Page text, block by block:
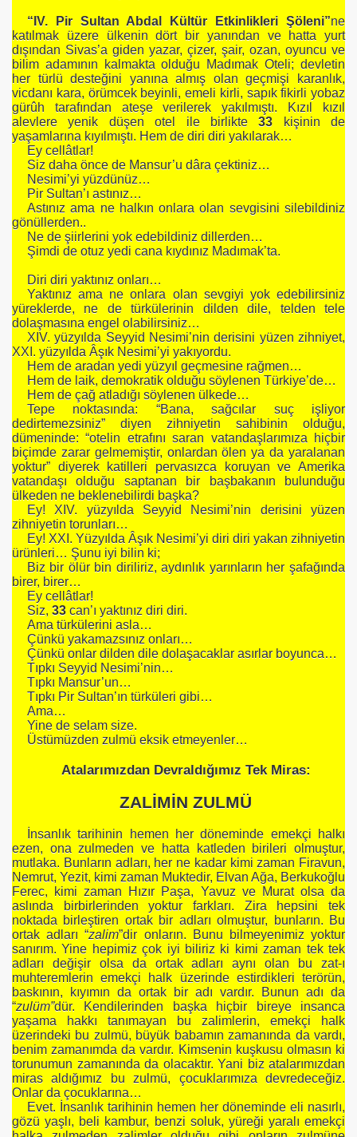
“IV. Pir Sultan Abdal Kültür Etkinlikleri Şöleni”ne
katılmak üzere ülkenin dört bir yanından ve hatta yurt
dışından Sivas’a giden yazar, çizer, şair, ozan, oyuncu ve
bilim adamının kalmakta olduğu Madımak Oteli; devletin
her türlü desteğini yanına almış olan geçmişi karanlık,
vicdanı kara, örümcek beyinli, emeli kirli, sapık fikirli yobaz
gürûh tarafından ateşe verilerek yakılmıştı. Kızıl kızıl
alevlere yenik düşen otel ile birlikte33
kişinin de
yaşamlarına kıyılmıştı. Hem de diri diri yakılarak…
Ey cellâtlar!
Siz daha önce de Mansur’u dâra çektiniz…
Nesimi’yi yüzdünüz…
Pir Sultan’ı astınız…
Astınız ama ne halkın onlara olan sevgisini silebildiniz
gönüllerden..
Ne de şiirlerini yok edebildiniz dillerden…
Şimdi de otuz yedi cana kıydınız Madımak’ta.
Diri diri yaktınız onları…
Yaktınız ama ne onlara olan sevgiyi yok edebilirsiniz
yüreklerde, ne de türkülerinin dilden dile, telden tele
dolaşmasına engel olabilirsiniz…
XIV. yüzyılda Seyyid Nesimi’nin derisini yüzen zihniyet,
XXI. yüzyılda Âşık Nesimi’yi yakıyordu.
Hem de aradan yedi yüzyıl geçmesine rağmen…
Hem de laik, demokratik olduğu söylenen Türkiye’de…
Hem de çağ atladığı söylenen ülkede…
Tepe noktasında: “Bana, sağcılar suç işliyor
dedirtemezsiniz” diyen zihniyetin sahibinin olduğu,
dümeninde: “otelin etrafını saran vatandaşlarımıza hiçbir
biçimde zarar gelmemiştir, onlardan ölen ya da yaralanan
yoktur” diyerek katilleri pervasızca koruyan ve Amerika
vatandaşı olduğu saptanan bir başbakanın bulunduğu
ülkeden ne beklenebilirdi başka?
Ey! XIV. yüzyılda Seyyid Nesimi’nin derisini yüzen
zihniyetin torunları…
Ey! XXI. Yüzyılda Âşık Nesimi’yi diri diri yakan zihniyetin
ürünleri… Şunu iyi bilin ki;
Biz bir ölür bin diriliriz, aydınlık yarınların her şafağında
birer, birer…
Ey cellâtlar!
Siz, 33 can’ı yaktınız diri diri.
Ama türkülerini asla…
Çünkü yakamazsınız onları…
Çünkü onlar dilden dile dolaşacaklar asırlar boyunca…
Tıpkı Seyyid Nesimi’nin…
Tıpkı Mansur’un…
Tıpkı Pir Sultan’ın türküleri gibi…
Ama…
Yine de selam size.
Üstümüzden zulmü eksik etmeyenler…
Atalarımızdan Devraldığımız Tek Miras:
ZALİMİN ZULMÜ
İnsanlık tarihinin hemen her döneminde emekçi halkı
ezen, ona zulmeden ve hatta katleden birileri olmuştur,
mutlaka. Bunların adları, her ne kadar kimi zaman Firavun,
Nemrut, Yezit, kimi zaman Muktedir, Elvan Ağa, Berkukoğlu
Ferec, kimi zaman Hızır Paşa, Yavuz ve Murat olsa da
aslında birbirlerinden yoktur farkları. Zira hepsini tek
noktada birleştiren ortak bir adları olmuştur, bunların. Bu
ortak adları “zalim”dir onların. Bunu bilmeyenimiz yoktur
sanırım. Yine hepimiz çok iyi biliriz ki kimi zaman tek tek
adları değişir olsa da ortak adları aynı olan bu zat-ı
muhteremlerin emekçi halk üzerinde estirdikleri terörün,
baskının, kıyımın da ortak bir adı vardır. Bunun adı da
“zulüm”dür. Kendilerinden başka hiçbir bireye insanca
yaşama hakkı tanımayan bu zalimlerin, emekçi halk
üzerindeki bu zulmü, büyük babamın zamanında da vardı,
benim zamanımda da vardır. Kimsenin kuşkusu olmasın ki
torunumun zamanında da olacaktır. Yani biz atalarımızdan
miras aldığımız bu zulmü, çocuklarımıza devredeceğiz.
Onlar da çocuklarına…
Evet. İnsanlık tarihinin hemen her döneminde eli nasırlı,
gözü yaşlı, beli kambur, benzi soluk, yüreği yaralı emekçi
ADAM
ADAMI
ANNE
KESİTLER
SÖZLÜĞÜ
İLGİNÇ BİLGİLER